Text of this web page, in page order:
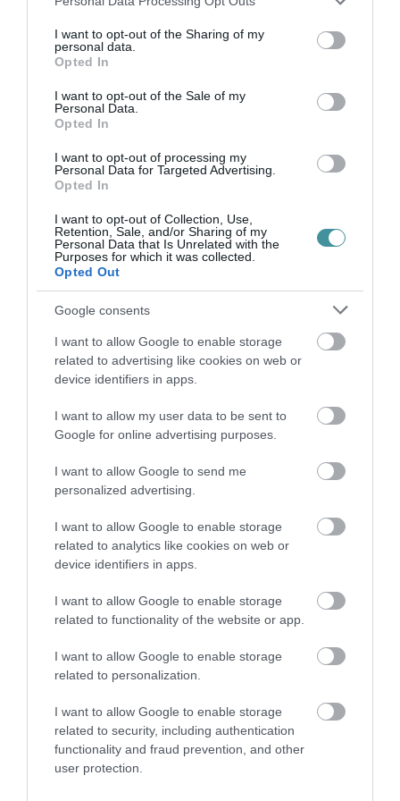
not limited to your visit or usage behaviour. You may click to
grant or deny consent to Google and its third-party tags to
use your data for below specified purposes in below Google
consent section.
I want to opt-out of the Sharing of my
personal data.
Opted In
I want to opt-out of the Sale of my
Personal Data.
Opted In
I want to opt-out of processing my
Personal Data for Targeted Advertising.
Opted In
I want to opt-out of Collection, Use,
Retention, Sale, and/or Sharing of my
Personal Data that Is Unrelated with the
Purposes for which it was collected.
Opted Out
Google consents
I want to allow Google to enable storage
related to advertising like cookies on web or
device identifiers in apps.
I want to allow my user data to be sent to
Google for online advertising purposes.
I want to allow Google to send me
personalized advertising.
I want to allow Google to enable storage
related to analytics like cookies on web or
device identifiers in apps.
I want to allow Google to enable storage
related to functionality of the website or app.
I want to allow Google to enable storage
related to personalization.
I want to allow Google to enable storage
related to security, including authentication
functionality and fraud prevention, and other
user protection.
Legfrissebb híreink
FENNSÍKRA – A TARTÓS SZÁR...
2026. augusztus 10|Zöld hírek
LÁTHA...
Programok
MIKÉNT LEHETÜNK TUDATOSABBAK A
2026. augusztus 10 Promóció
A MESTERSÉGES INTELLIGENCIA
2026. augusztus 10|Promóció
ÚJ MOBILALKALMAZÁS ERŐSÍTI EGER
TURIZMUSÁT: ELKÉSZÜLT A V...
2026. augusztus 10|Eger ügye